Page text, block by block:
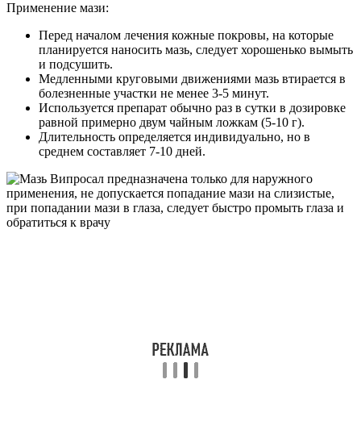
Применение мази:
Перед началом лечения кожные покровы, на которые
планируется наносить мазь, следует хорошенько вымыть
и подсушить.
Медленными круговыми движениями мазь втирается в
болезненные участки не менее 3-5 минут.
Используется препарат обычно раз в сутки в дозировке
равной примерно двум чайным ложкам (5-10 г).
Длительность определяется индивидуально, но в
среднем составляет 7-10 дней.